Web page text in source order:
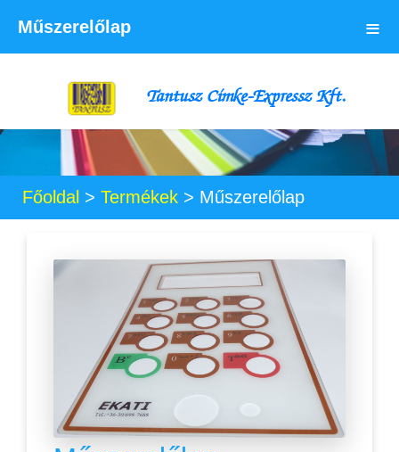
Tantusz Címke-Expressz Kft.
Főoldal > Termékek > Műszerelőlap
Műszerelőlap ≡